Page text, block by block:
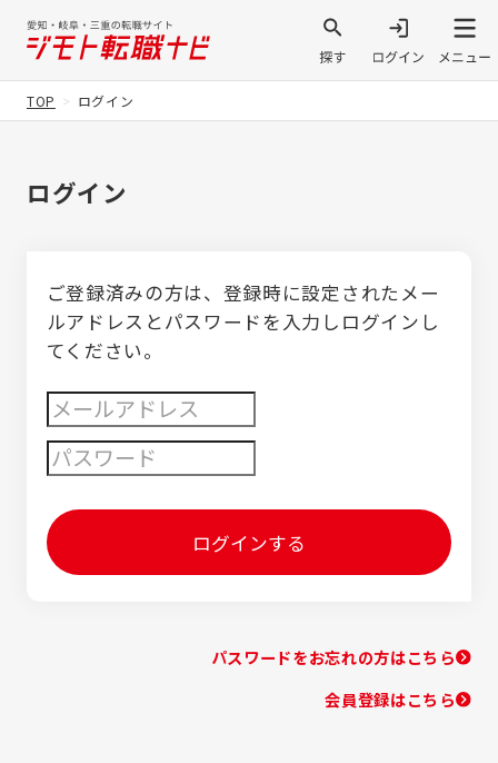
TOP ログイン
ログイン
ご登録済みの方は、登録時に設定されたメー
ルアドレスとパスワードを入力しログインし
てください。
ログインする
パスワードをお忘れの方はこちら
会員登録はこちら